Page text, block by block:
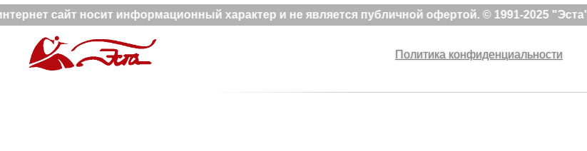
сайт носит информационный характер и не является публичной офертой. © 1991-2025 "Эста"
Политика конфиденциальности